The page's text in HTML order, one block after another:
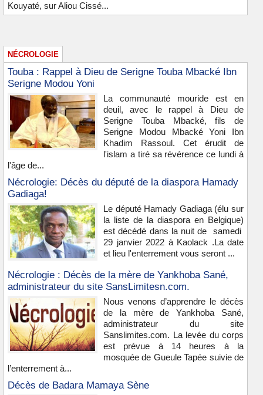
Kouyaté, sur Aliou Cissé...
NÉCROLOGIE
Touba : Rappel à Dieu de Serigne Touba Mbacké Ibn
Serigne Modou Yoni
La communauté mouride est en
deuil, avec le rappel à Dieu de
Serigne Touba Mbacké, fils de
Serigne Modou Mbacké Yoni Ibn
Khadim Rassoul. Cet érudit de
l'islam a tiré sa révérence ce lundi à
l'âge de...
Nécrologie: Décès du député de la diaspora Hamady
Gadiaga!
Le député Hamady Gadiaga (élu sur
la liste de la diaspora en Belgique)
est décédé dans la nuit de samedi
29 janvier 2022 à Kaolack .La date
et lieu l'enterrement vous seront ...
Nécrologie : Décès de la mère de Yankhoba Sané,
administrateur du site SansLimitesn.com.
Nous venons d’apprendre le décès
de la mère de Yankhoba Sané,
administrateur du site
Sanslimites.com. La levée du corps
est prévue à 14 heures à la
mosquée de Gueule Tapée suivie de
l’enterrement à...
Décès de Badara Mamaya Sène